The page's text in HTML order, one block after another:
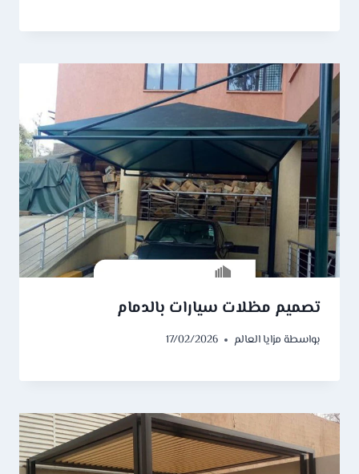
تصميم مظلات سيارات بالدمام
بواسطة مزايا العالم 17/02/2026